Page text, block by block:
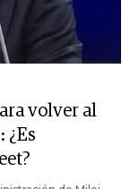
volver al
¿Es